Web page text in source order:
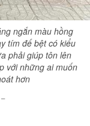
ngắn màu hồng
tím đế bệt có kiểu
phải giúp tôn lên
với những ai muốn
hơn